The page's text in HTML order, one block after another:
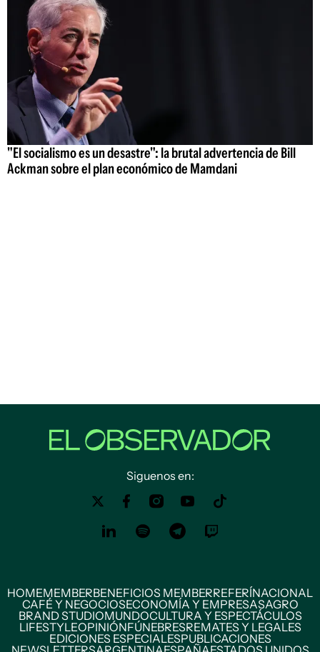
"El socialismo es un desastre": la brutal advertencia de Bill
Ackman sobre el plan económico de Mamdani
Siguenos en:
HOMEMEMBERBENEFICIOS MEMBERREFERÍNACIONAL
CAFÉ Y NEGOCIOSECONOMÍA Y EMPRESASAGRO
BRAND STUDIOMUNDOCULTURA Y ESPECTÁCULOS
LIFESTYLEOPINIÓNFÚNEBRESREMATES Y LEGALES
EDICIONES ESPECIALESPUBLICACIONES